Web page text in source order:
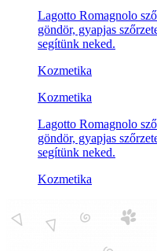
Lagotto Romagnolo
göndör, gyapjas
segítünk neked.
Kozmetika
Kozmetika
Lagotto Romagnolo
göndör, gyapjas
segítünk neked.
Kozmetika